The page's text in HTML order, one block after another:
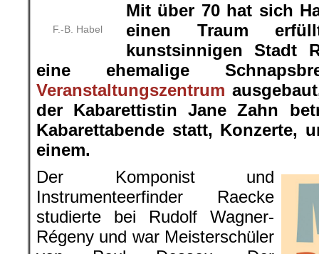
F.-B. Habel
Mit über 70 hat sich
einen Traum
kunstsinnigen Stadt
eine ehemalige
Veranstaltungszentrum
der Kabarettistin Jane Zahn
Kabarettabende statt, Konzerte,
einem.
Der Komponist und
Instrumenteerfinder Raecke
studierte bei Rudolf Wagner-
Régeny und war Meisterschüler